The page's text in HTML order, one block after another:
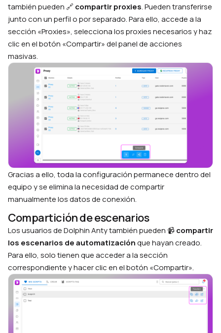
también pueden 🔗 compartir proxies. Pueden transferirse
junto con un perfil o por separado. Para ello, accede a la
sección «Proxies», selecciona los proxies necesarios y haz
clic en el botón «Compartir» del panel de acciones
masivas.
Gracias a ello, toda la configuración permanece dentro del
equipo y se elimina la necesidad de compartir
manualmente los datos de conexión.
Compartición de escenarios
Los usuarios de Dolphin Anty también pueden 📹 compartir
los escenarios de automatizaciónque hayan creado.
Para ello, solo tienen que acceder a la sección
correspondiente y hacer clic en el botón «Compartir».